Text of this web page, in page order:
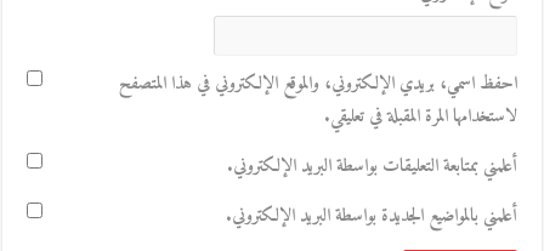
احفظ اسمي، بريدي الإلكتروني، والموقع الإلكتروني في هذا المتصفح
لاستخدامها المرة المقبلة في تعليقي.
أعلمني بمتابعة التعليقات بواسطة البريد الإلكتروني.
أعلمني بالمواضيع الجديدة بواسطة البريد الإلكتروني.